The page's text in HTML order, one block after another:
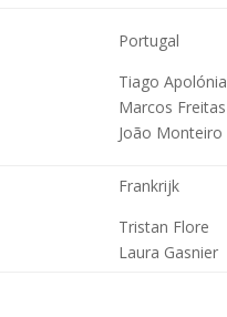
Portugal
Tiago Apolónia
Marcos Freitas
João Monteiro
Frankrijk
Tristan Flore
Laura Gasnier